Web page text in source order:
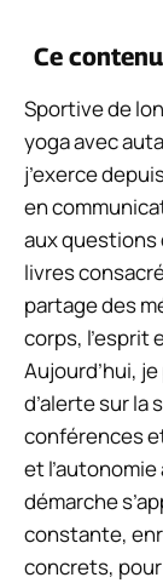
Ce
Sportive de
yoga avec
j’exerce
en
aux questions
livres
partage des
corps, l’esprit
Aujourd’hui,
d’alerte sur la
conférences
et
démarche
constante,
concrets,